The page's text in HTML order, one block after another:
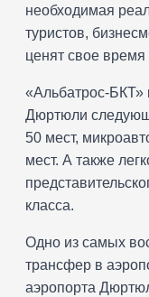
необходимая
туристов,
ценят свое
«Альбатрос-БКТ»
Дюртюли
50 мест,
мест. А также
класса.
Одно из самых
трансфер в
аэропорта